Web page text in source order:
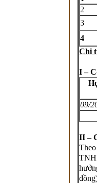
2
3
4
Chi
I –
09/
II –